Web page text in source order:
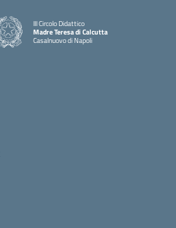
III Circolo Didattico
Madre Teresa di Calcutta
Casalnuovo di Napoli
— Visita la pagina iniziale della scuola